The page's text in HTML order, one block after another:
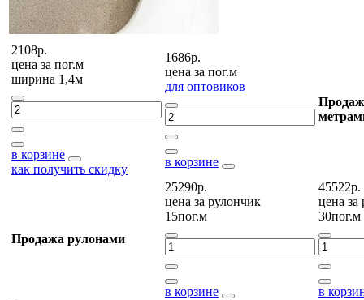
2108р.
цена за пог.м
ширина 1,4м
в корзине
как получить скидку
1686р.
цена за пог.м
для оптовиков
в корзине
Продажа рулонами
25290р.
цена за рулончик
15пог.м
в корзине
45522р.
цена за
30пог.м
в